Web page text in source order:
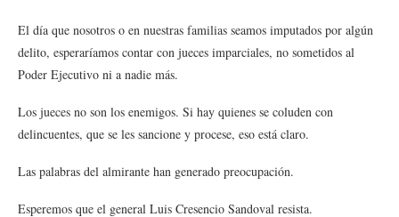
El día que nosotros o en nuestras familias seamos imputados por algún
delito, esperaríamos contar con jueces imparciales, no sometidos al
Poder Ejecutivo ni a nadie más.
Los jueces no son los enemigos. Si hay quienes se coluden con
delincuentes, que se les sancione y procese, eso está claro.
Las palabras del almirante han generado preocupación.
Esperemos que el general Luis Cresencio Sandoval resista.